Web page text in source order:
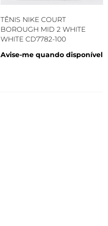
TÊNIS NIKE COURT
BOROUGH MID 2 WHITE
WHITE CD7782-100
Avise-me quando disponível